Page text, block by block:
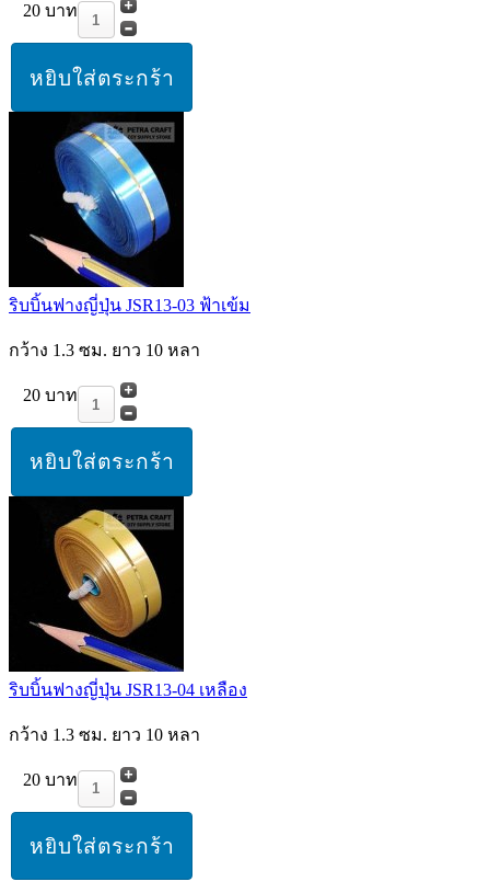
20 บาท
ริบบิ้นฟางญี่ปุ่น JSR13-03 ฟ้าเข้ม
กว้าง 1.3 ซม. ยาว 10 หลา
20 บาท
ริบบิ้นฟางญี่ปุ่น JSR13-04 เหลือง
กว้าง 1.3 ซม. ยาว 10 หลา
20 บาท